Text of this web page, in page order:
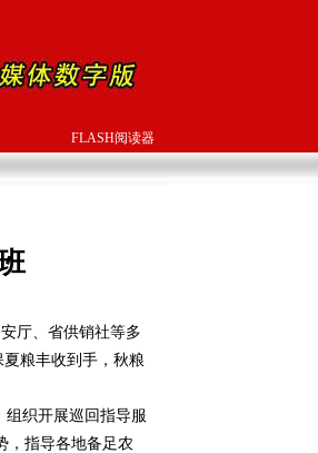
FLASH阅读器
厅、省供销社等多
粮丰收到手，秋粮
织开展巡回指导服
，指导各地备足农